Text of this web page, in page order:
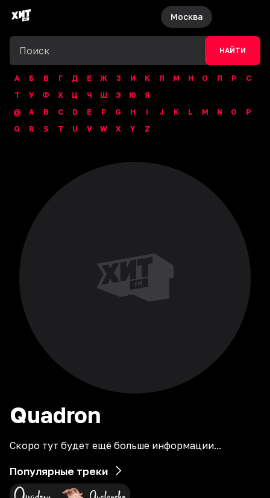
Москва
НАЙТИ
А Б В Г Д Е Ж З И К Л М Н О П Р
С
Т
У Ф Х Ц Ч Ш Э Ю
Я
@
A B C D E F G H I J K L M N O
P
Q
R S T U V W X Y Z
Quadron
Скоро тут будет ещё больше информации...
Популярные треки